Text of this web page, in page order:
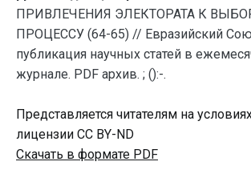
ПРИВЛЕЧЕНИЯ ЭЛЕКТОРАТА К
ПРОЦЕССУ (64-65) // Евразийский
публикация научных статей в
журнале. PDF архив. ; ():-.
Представляется читателям на
лицензии CC BY-ND
Скачать в формате PDF